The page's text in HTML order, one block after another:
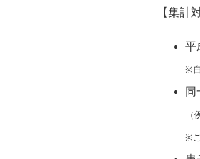
【集計
平
※
同
※